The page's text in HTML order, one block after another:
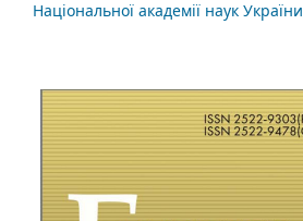
Національної академії наук України